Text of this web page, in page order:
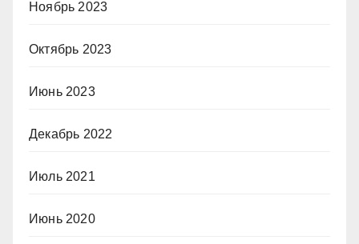
Ноябрь 2023
Октябрь 2023
Июнь 2023
Декабрь 2022
Июль 2021
Июнь 2020